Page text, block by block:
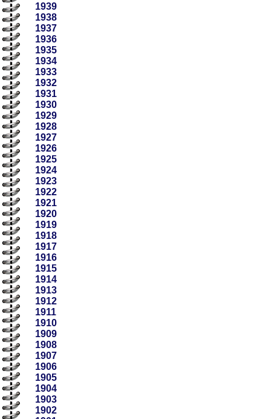
1939
1938
1937
1936
1935
1934
1933
1932
1931
1930
1929
1928
1927
1926
1925
1924
1923
1922
1921
1920
1919
1918
1917
1916
1915
1914
1913
1912
1911
1910
1909
1908
1907
1906
1905
1904
1903
1902